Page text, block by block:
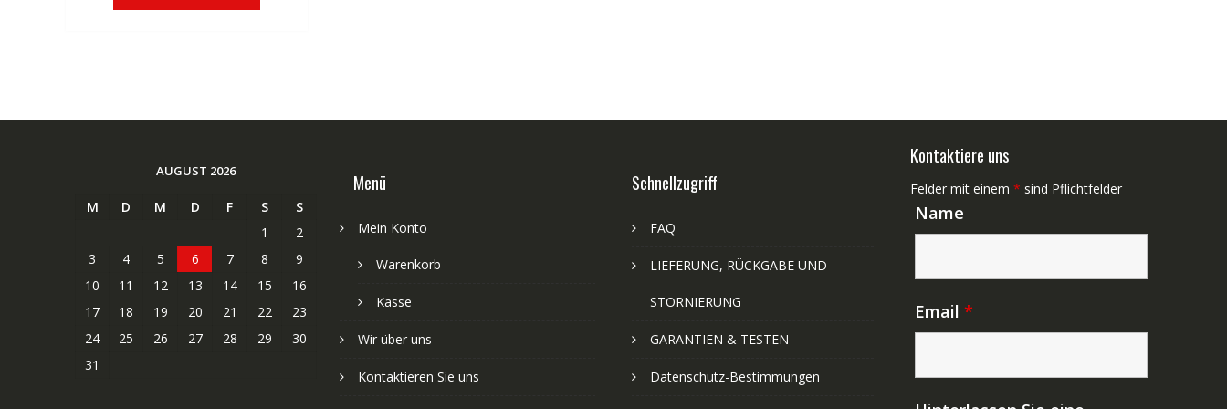
AUGUST 2026
M D M D F S
S
1
2
3
4 5 6 7 8
9
10
11 12 13 14 15
16
17
18 19 20 21 22
23
24
25 26 27 28 29
30
31
Menü
Mein Konto
Warenkorb
Kasse
Wir über uns
Kontaktieren Sie uns
Schnellzugriff
FAQ
LIEFERUNG, RÜCKGABE UND
STORNIERUNG
GARANTIEN & TESTEN
Datenschutz-Bestimmungen
Kontaktiere uns
Felder mit einem * sind Pflichtfelder
Name
Email *